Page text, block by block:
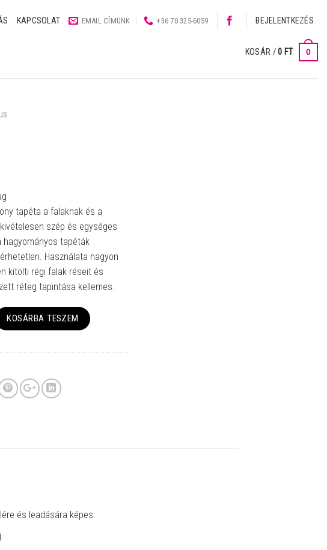
KAPCSOLAT EMAIL CÍMÜNK +36 70 325-6059 BEJELENTKEZÉS
KOSÁR /0 FT 0
tapéta a falaknak és a
szép és egységes
hagyományos tapéták
Használata nagyon
kitölti régi falak réseit és
réteg tapintása kellemes.
KOSÁRBA TESZEM
és leadására képes.